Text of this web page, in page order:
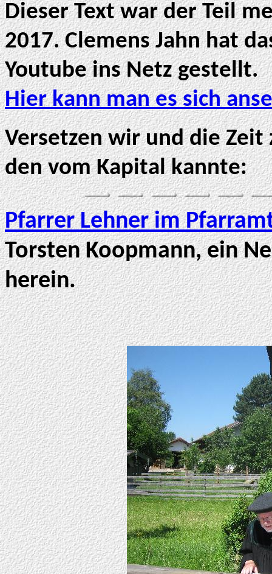
Dieser Text war der Teil
2017. Clemens Jahn hat
Youtube ins Netz gestellt.
Hier kann man es sich
Versetzen wir und die
den vom Kapital kannte:
Pfarrer Lehner im
Torsten Koopmann, ein
herein.